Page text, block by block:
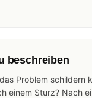
beschreiben
Problem schildern
einem Sturz? Nach